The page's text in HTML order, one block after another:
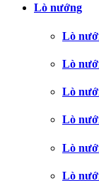
Lò nướng
Lò
Lò
Lò
Lò
Lò
Lò